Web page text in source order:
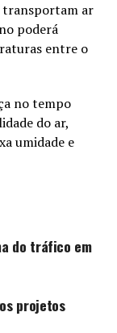
transportam ar
poderá
entre o
no tempo
do ar,
umidade e
do tráfico em
projetos